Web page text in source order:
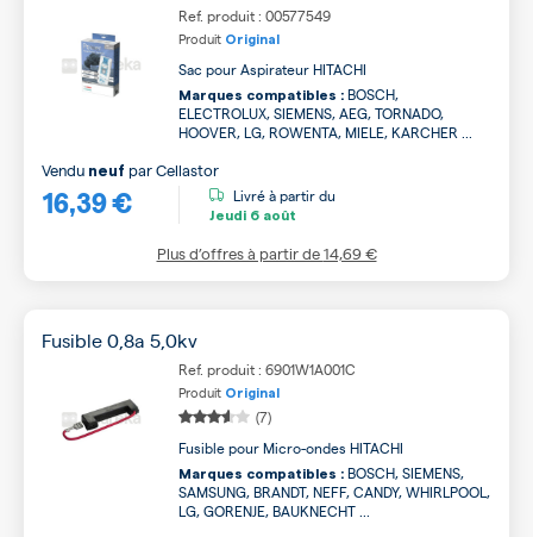
Ref. produit : 00577549
Produit Original
Sac pour Aspirateur HITACHI
Marques compatibles : BOSCH,
ELECTROLUX, SIEMENS, AEG, TORNADO,
HOOVER, LG, ROWENTA, MIELE, KARCHER ...
16,39 €
Vendu neuf parCellastor
Livré à partir du
Jeudi 6 août
Plus d’offres à partir de14,69 €
Fusible 0,8a 5,0kv
Ref. produit : 6901W1A001C
Produit Original
(7)
Fusible pour Micro-ondes HITACHI
Marques compatibles : BOSCH, SIEMENS,
SAMSUNG, BRANDT, NEFF, CANDY, WHIRLPOOL,
LG, GORENJE, BAUKNECHT ...